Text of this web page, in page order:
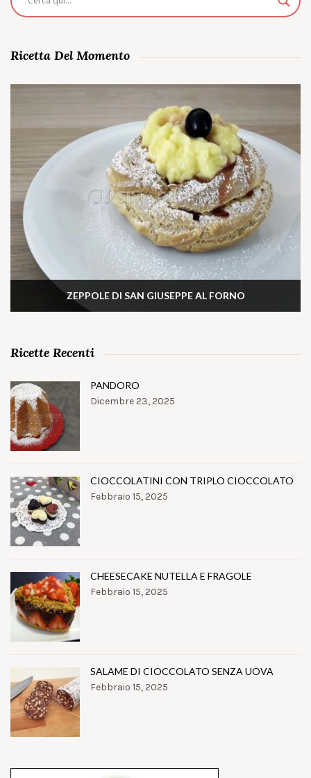
Ricetta Del Momento
ZEPPOLE DI SAN GIUSEPPE AL FORNO
Ricette Recenti
PANDORO
Dicembre 23, 2025
CIOCCOLATINI CON TRIPLO CIOCCOLATO
Febbraio 15, 2025
CHEESECAKE NUTELLA E FRAGOLE
Febbraio 15, 2025
SALAME DI CIOCCOLATO SENZA UOVA
Febbraio 15, 2025